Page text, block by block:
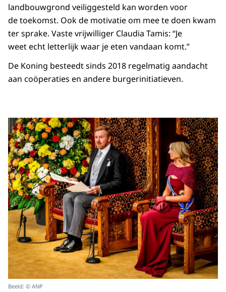
landbouwgrond veiliggesteld kan worden voor
de toekomst. Ook de motivatie om mee te doen kwam
ter sprake. Vaste vrijwilliger Claudia Tamis: “Je
weet echt letterlijk waar je eten vandaan komt.”
De Koning besteedt sinds 2018 regelmatig aandacht
aan coöperaties en andere burgerinitiatieven.
Beeld: © ANP